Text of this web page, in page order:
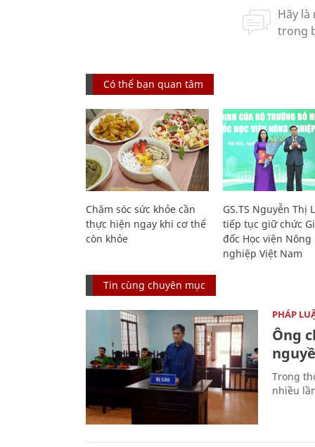
Có thể bạn quan tâm
Chăm sóc sức khỏe cần
thực hiện ngay khi cơ thể
còn khỏe
GS.TS Nguyễn Thị
tiếp tục giữ chức
đốc Học viện Nông
nghiệp Việt Nam
Tin cùng chuyên mục
PHÁP
Ông
Trong
nhiều